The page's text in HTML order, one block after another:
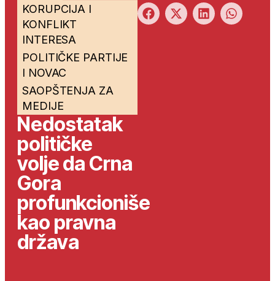
KORUPCIJA I
KONFLIKT
INTERESA
POLITIČKE PARTIJE
I NOVAC
SAOPŠTENJA ZA
MEDIJE
Nedostatak
političke
volje da Crna
Gora
profunkcioniše
kao pravna
država